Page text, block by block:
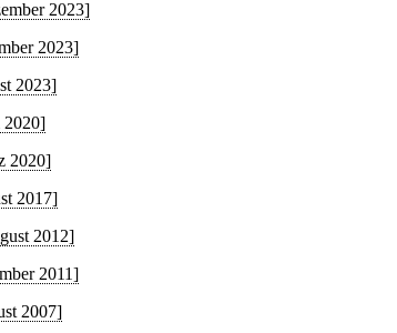
2023]
2023]
2023]
2020]
2020]
2017]
2012]
2011]
2007]